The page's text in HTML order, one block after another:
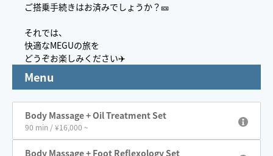
ご搭乗手続きはお済みでしょうか？🎫
それでは、
快適なMEGUの旅を
どうぞお楽しみください✈️
Menu
Body Massage + Oil Treatment Set
90 min / ¥16,000 ~
Body Massage + Foot Reflexology Set